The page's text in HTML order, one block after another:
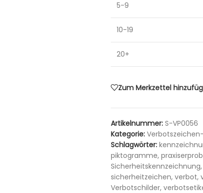
5-9
10-19
20+
Zum Merkzettel
Artikelnummer: S-VP0056
Kategorie:
Schlagwörter:
piktogramme,
Sicherheitskennzeichnung,
sicherheitzeichen, verbot,
Verbotschilder,